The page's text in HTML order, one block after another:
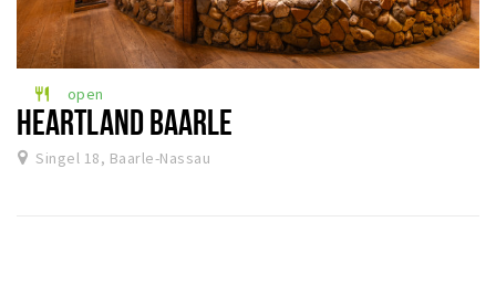
restaurant open
HEARTLAND BAARLE
Singel 18, Baarle-Nassau